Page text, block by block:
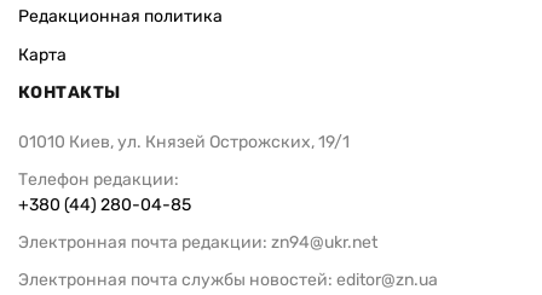
Редакционная политика
Карта
КОНТАКТЫ
01010 Киев, ул. Князей Острожских, 19/1
Телефон редакции:
+380 (44) 280-04-85
Электронная почта редакции: zn94@ukr.net
Электронная почта службы новостей: editor@zn.ua